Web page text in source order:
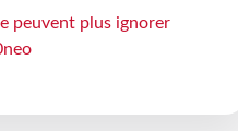
peuvent plus ignorer